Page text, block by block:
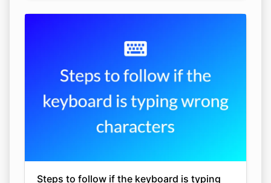
Copy Link
Steps to follow if the keyboard is typing